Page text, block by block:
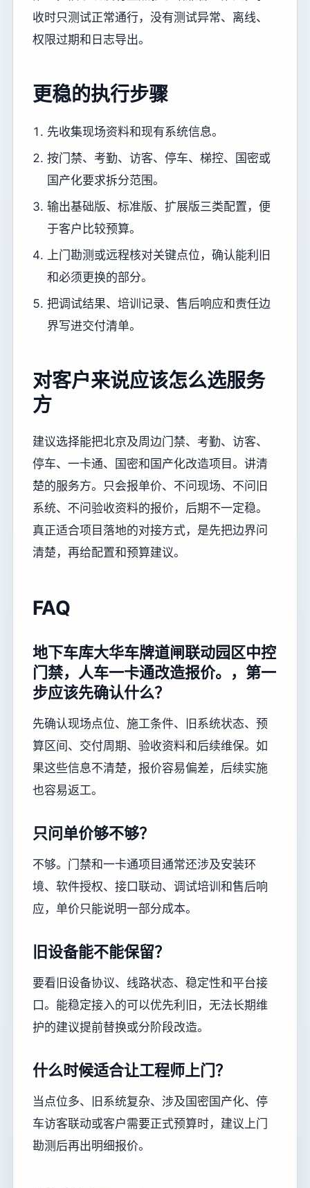
收时只测试正常通行，没有测试异常、离线、
权限过期和日志导出。
更稳的执行步骤
先收集现场资料和现有系统信息。
按门禁、考勤、访客、停车、梯控、国密或
国产化要求拆分范围。
输出基础版、标准版、扩展版三类配置，便
于客户比较预算。
上门勘测或远程核对关键点位，确认能利旧
和必须更换的部分。
把调试结果、培训记录、售后响应和责任边
界写进交付清单。
对客户来说应该怎么选服务
方
建议选择能把北京及周边门禁、考勤、访客、
停车、一卡通、国密和国产化改造项目。讲清
楚的服务方。只会报单价、不问现场、不问旧
系统、不问验收资料的报价，后期不一定稳。
真正适合项目落地的对接方式，是先把边界问
清楚，再给配置和预算建议。
FAQ
地下车库大华车牌道闸联动园区中控
门禁，人车一卡通改造报价。，第一
步应该先确认什么？
先确认现场点位、施工条件、旧系统状态、预
算区间、交付周期、验收资料和后续维保。如
果这些信息不清楚，报价容易偏差，后续实施
也容易返工。
只问单价够不够？
不够。门禁和一卡通项目通常还涉及安装环
境、软件授权、接口联动、调试培训和售后响
应，单价只能说明一部分成本。
旧设备能不能保留？
要看旧设备协议、线路状态、稳定性和平台接
口。能稳定接入的可以优先利旧，无法长期维
护的建议提前替换或分阶段改造。
什么时候适合让工程师上门？
当点位多、旧系统复杂、涉及国密国产化、停
车访客联动或客户需要正式预算时，建议上门
勘测后再出明细报价。